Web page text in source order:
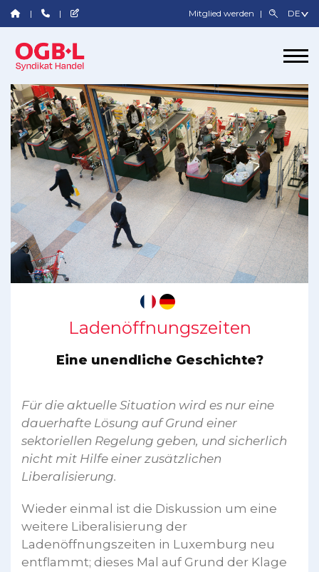
Mitglied werden
Ladenöffnungszeiten
Eine unendliche Geschichte?
Für die aktuelle Situation wird es nur eine
dauerhafte Lösung auf Grund einer
sektoriellen Regelung geben, und sicherlich
nicht mit Hilfe einer zusätzlichen
Liberalisierung.
Wieder einmal ist die Diskussion um eine
weitere Liberalisierung der
Ladenöffnungszeiten in Luxemburg neu
entflammt; dieses Mal auf Grund der Klage